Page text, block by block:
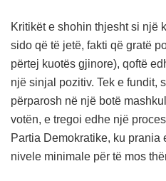
Kritikët e shohin thjesht si një
sido që të jetë, fakti që gratë
përtej kuotës gjinore), qoftë
një sinjal pozitiv. Tek e fundit,
përparosh në një botë
votën, e tregoi edhe një
Partia Demokratike, ku prania
nivele minimale për të mos